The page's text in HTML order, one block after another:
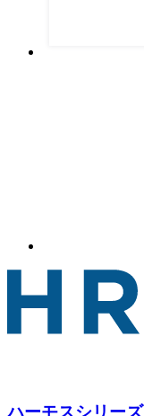
ハーモスシリーズ